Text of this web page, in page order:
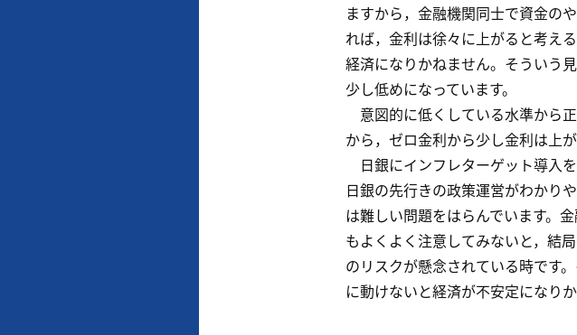
ますから，金融機関同士で資金の
れば，金利は徐々に上がると考え
経済になりかねません。そういう
少し低めになっています。
意図的に低くしている水準から
から，ゼロ金利から少し金利は上
日銀にインフレターゲット導入
日銀の先行きの政策運営がわかり
は難しい問題をはらんでいます。
もよくよく注意してみないと，結
のリスクが懸念されている時です
に動けないと経済が不安定になりか